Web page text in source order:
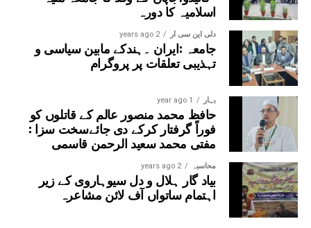
اسلامیہ کا دورہ
دلی این سی آر 2 years ago
جامعہ :ایران ۔ہندکے مابین سیاسی و
تہذیبی تعلقات پر پروگرام
بہار 1 year ago
حافظ محمد منصور عالم کے قاتلوں کو
فوراً گرفتار کرکے دی جائےسخت سزا :
مفتی محمد سعید الرحمن قاسمی
محاسبہ 2 years ago
بیاد گار ہلال و دل سیوہاروی کے زیر
اہتمام ساتواں آف لائن مشاعرہ